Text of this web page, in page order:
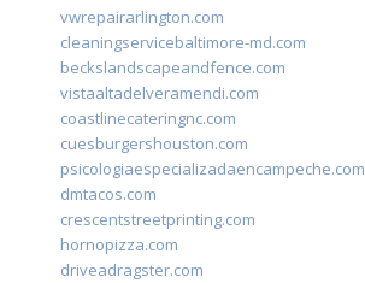
vwrepairarlington.com
cleaningservicebaltimore-md.com
beckslandscapeandfence.com
vistaaltadelveramendi.com
coastlinecateringnc.com
cuesburgershouston.com
psicologiaespecializadaencampeche.com
dmtacos.com
crescentstreetprinting.com
hornopizza.com
driveadragster.com